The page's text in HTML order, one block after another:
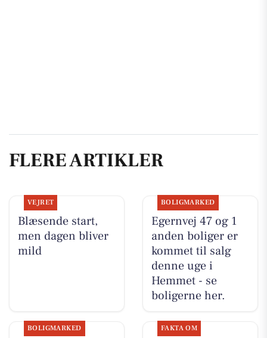
FLERE ARTIKLER
VEJRET
Blæsende start,
men dagen bliver
mild
BOLIGMARKED
Egernvej 47 og 1
anden boliger er
kommet til salg
denne uge i
Hemmet - se
boligerne her.
BOLIGMARKED FAKTA OM